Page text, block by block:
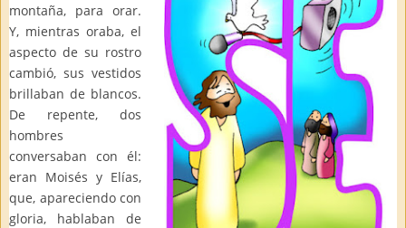
montaña, para orar.
Y, mientras oraba, el
aspecto de su rostro
cambió, sus vestidos
brillaban de blancos.
De repente, dos
hombres
conversaban con él:
eran Moisés y Elías,
que, apareciendo con
gloria, hablaban de